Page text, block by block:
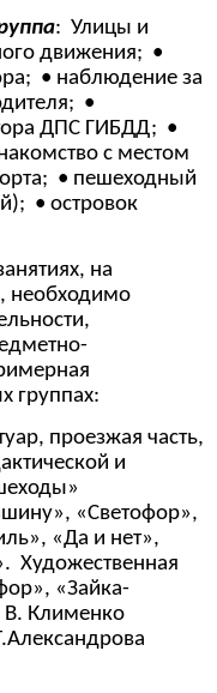
: Улицы и
движения; •
• наблюдение за
•
ДПС ГИБДД; •
с местом
• пешеходный
• островок
на
необходимо
группах:
проезжая часть,
и
«Светофор»,
«Да и нет»,
Художественная
«Зайка-
В. Клименко